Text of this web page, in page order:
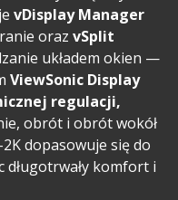
vDisplay Manager
oraz vSplit
układem okien —
ViewSonic Display
regulacji,
obrót i obrót wokół
dopasowuje się do
komfort i